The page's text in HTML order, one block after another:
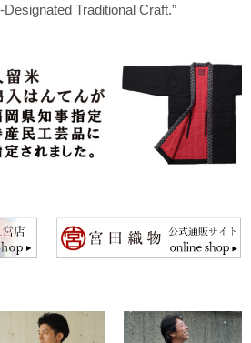
Traditional Craft.”